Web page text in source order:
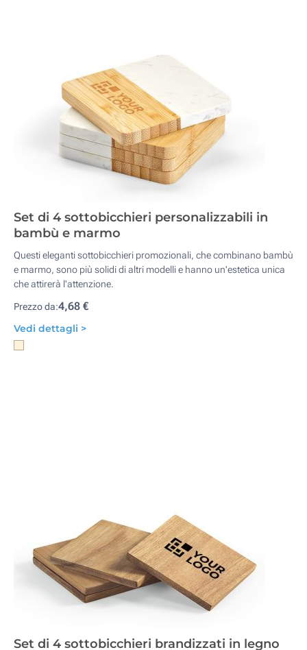
Set di 4 sottobicchieri personalizzabili in
bambù e marmo
Questi eleganti sottobicchieri promozionali, che combinano bambù
e marmo, sono più solidi di altri modelli e hanno un'estetica unica
che attirerà l'attenzione.
Prezzo da:4,68 €
Vedi dettagli >
Set di 4 sottobicchieri brandizzati in legno